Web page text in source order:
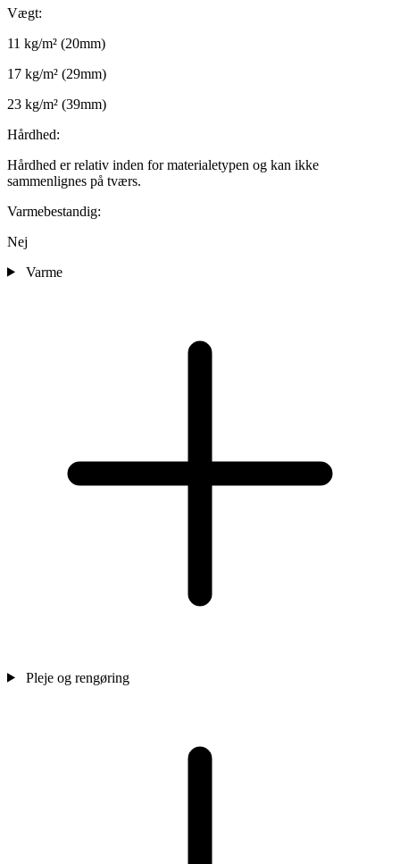
Vægt:
11 kg/m² (20mm)
17 kg/m² (29mm)
23 kg/m² (39mm)
Hårdhed:
Hårdhed er relativ inden for materialetypen og kan ikke
sammenlignes på tværs.
Varmebestandig:
Nej
Varme
Pleje og rengøring